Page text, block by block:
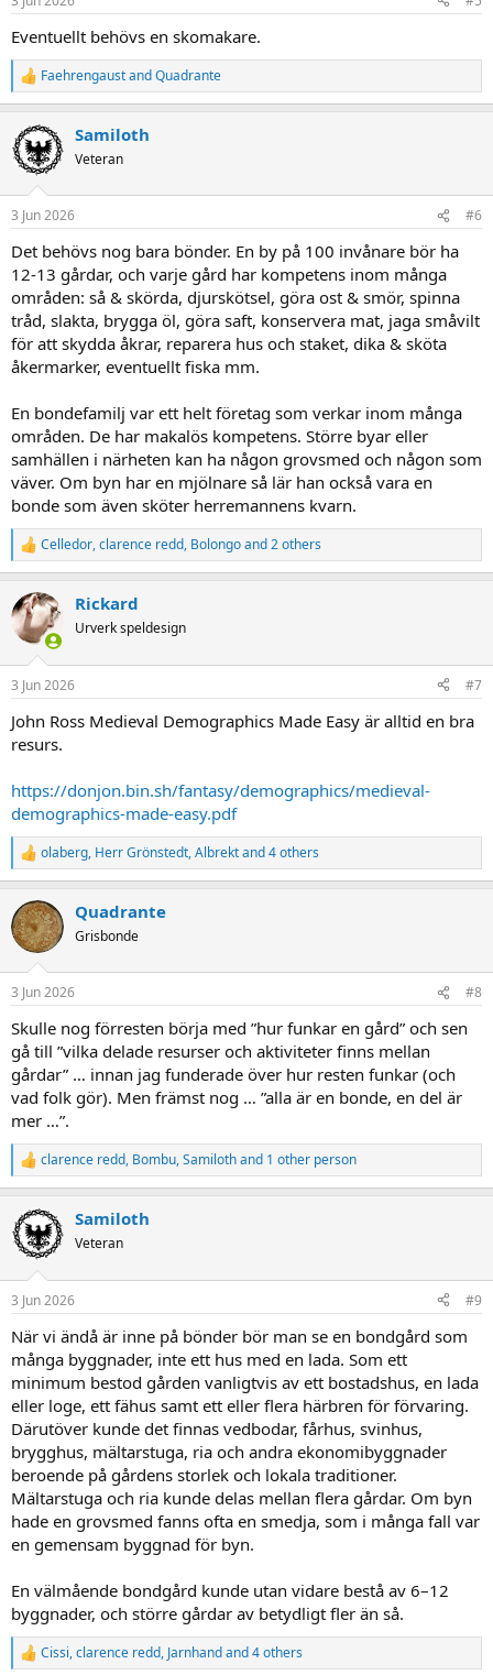
s
Eventuellt behövs en skomakare.
R
e
c
t
i
s
FaehrengaustandQuadrante
Samiloth
Veteran
3 Jun 2026 #6
Det behövs nog bara bönder. En by på 100 invånare bör ha
12-13 gårdar, och varje gård har kompetens inom många
områden: så & skörda, djurskötsel, göra ost & smör, spinna
tråd, slakta, brygga öl, göra saft, konservera mat, jaga småvilt
för att skydda åkrar, reparera hus och staket, dika & sköta
åkermarker, eventuellt fiska mm.
En bondefamilj var ett helt företag som verkar inom många
områden. De har makalös kompetens. Större byar eller
samhällen i närheten kan ha någon grovsmed och någon som
väver. Om byn har en mjölnare så lär han också vara en
bonde som även sköter herremannens kvarn.
R
e
c
t
i
s
Celledor,clarence redd, Bolongoand 2 others
Rickard
Urverk speldesign
3 Jun 2026 #7
John Ross Medieval Demographics Made Easy är alltid en bra
resurs.
https://donjon.bin.sh/fantasy/demographics/medieval-
demographics-made-easy.pdf
R
e
c
t
i
s
olaberg, Herr Grönstedt,Albrektand 4 others
Quadrante
Grisbonde
3 Jun 2026 #8
Skulle nog förresten börja med ”hur funkar en gård” och sen
gå till ”vilka delade resurser och aktiviteter finns mellan
gårdar” … innan jag funderade över hur resten funkar (och
vad folk gör). Men främst nog … ”alla är en bonde, en del är
mer …”.
R
e
c
t
i
s
clarence redd, Bombu,Samilothand 1 other person
Samiloth
Veteran
3 Jun 2026 #9
När vi ändå är inne på bönder bör man se en bondgård som
många byggnader, inte ett hus med en lada. Som ett
minimum bestod gården vanligtvis av ett bostadshus, en lada
eller loge, ett fähus samt ett eller flera härbren för förvaring.
Därutöver kunde det finnas vedbodar, fårhus, svinhus,
brygghus, mältarstuga, ria och andra ekonomibyggnader
beroende på gårdens storlek och lokala traditioner.
Mältarstuga och ria kunde delas mellan flera gårdar. Om byn
hade en grovsmed fanns ofta en smedja, som i många fall var
en gemensam byggnad för byn.
En välmående bondgård kunde utan vidare bestå av 6–12
byggnader, och större gårdar av betydligt fler än så.
R
Cissi,clarence redd, Jarnhandand 4 others